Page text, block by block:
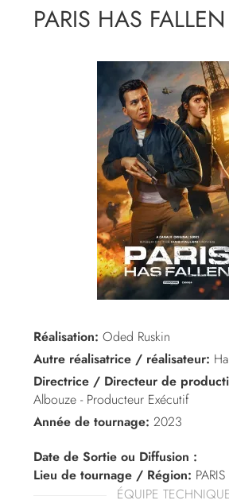
PARIS HAS FALLEN
Réalisation: Oded Ruskin
Autre réalisatrice / réalisateur:
Directrice / Directeur de
Albouze - Producteur Exécutif
Année de tournage: 2023
Date de Sortie ou Diffusion :
Lieu de tournage / Région: PARIS
ÉQUIPE